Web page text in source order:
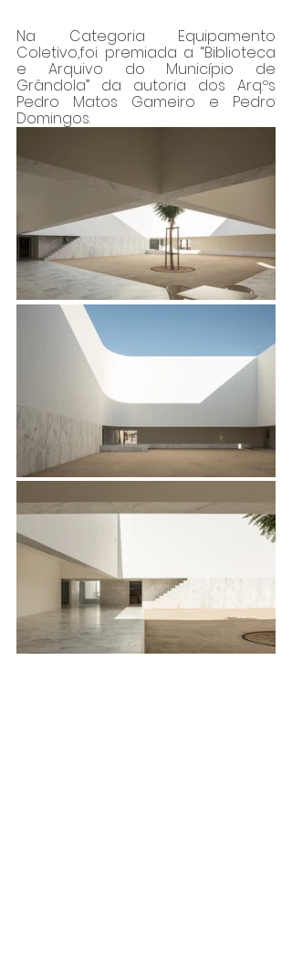
Na Categoria Equipamento
Coletivo,foi premiada a “Biblioteca
e Arquivo do Município de
Grândola” da autoria dos Arq.ºs
Pedro Matos Gameiro e Pedro
Domingos.